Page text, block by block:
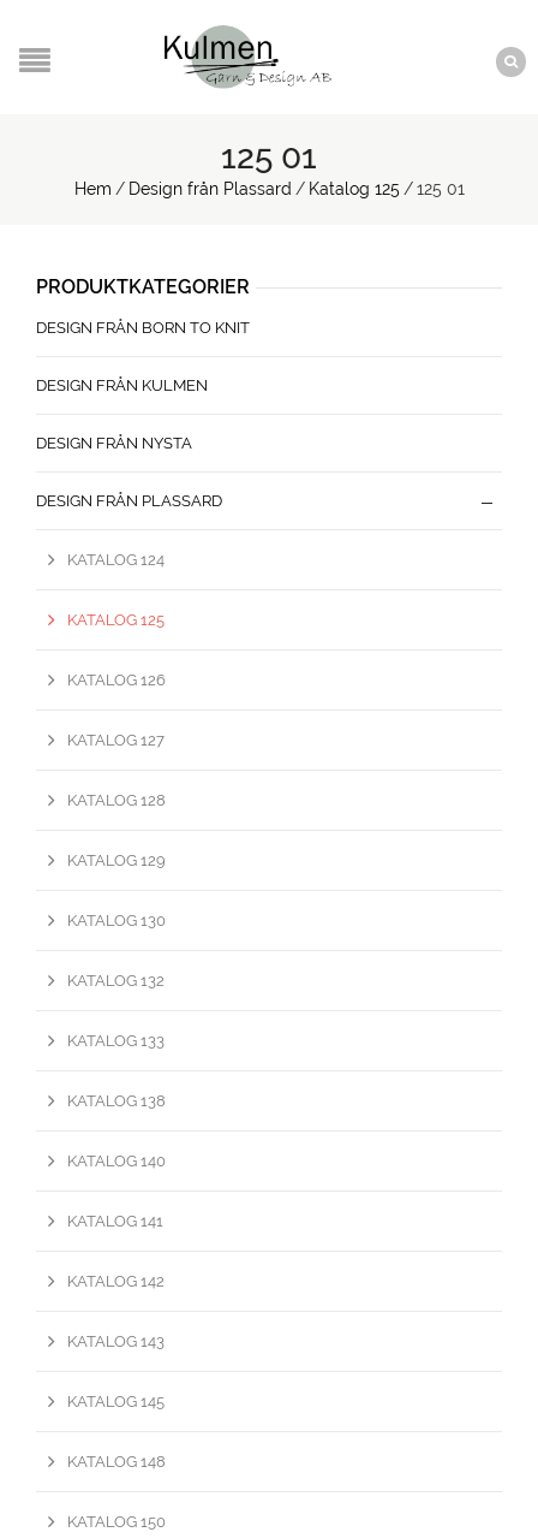
125 01
Hem / Design från Plassard / Katalog 125 / 125 01
PRODUKTKATEGORIER
DESIGN FRÅN BORN TO KNIT
DESIGN FRÅN KULMEN
DESIGN FRÅN NYSTA
DESIGN FRÅN PLASSARD
KATALOG 124
KATALOG 125
KATALOG 126
KATALOG 127
KATALOG 128
KATALOG 129
KATALOG 130
KATALOG 132
KATALOG 133
KATALOG 138
KATALOG 140
KATALOG 141
KATALOG 142
KATALOG 143
KATALOG 145
KATALOG 148
KATALOG 150